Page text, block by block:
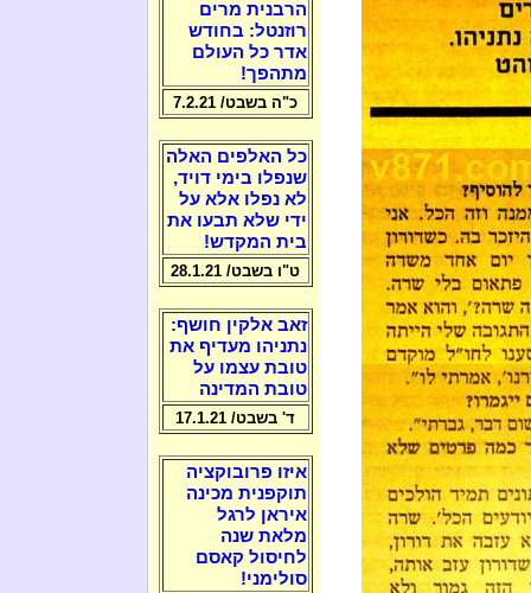
הרבנית מרים
רוזנטל: בחודש
אדר כל העולם
מתהפך!
כ"ה בשבט/ 7.2.21
כל האלפים האלה
שנפלו בימי דויד,
לא נפלו אלא על
ידי שלא תבעו את
בית המקדש!
ט"ו בשבט/ 28.1.21
זאב אלקין חושף:
נתניהו מעדיף את
טובת עצמו על
טובת המדינה
ד' בשבט/ 17.1.21
איזו פרובוקציה
תוקפנית מכינה
איראן לרגל
מלאת שנה
לחיסול קאסם
סולימני!